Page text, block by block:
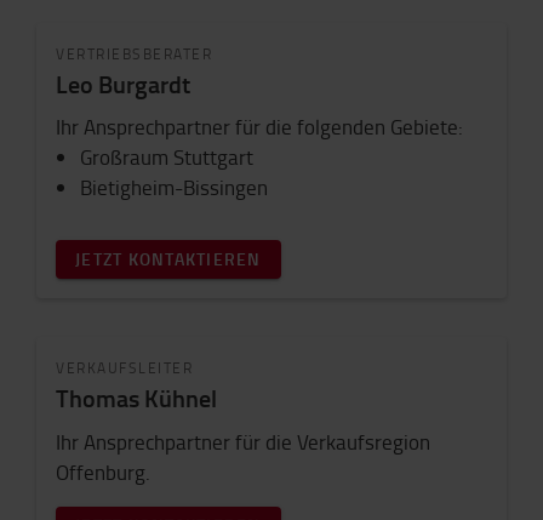
VERTRIEBSBERATER
Leo Burgardt
Ihr Ansprechpartner für die folgenden Gebiete:
Großraum Stuttgart
Bietigheim-Bissingen
JETZT KONTAKTIEREN
VERKAUFSLEITER
Thomas Kühnel
Ihr Ansprechpartner für die Verkaufsregion
Offenburg.